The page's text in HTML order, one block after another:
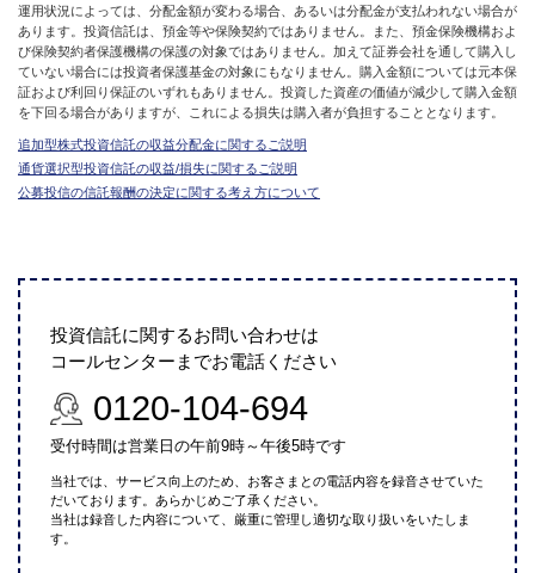
運用状況によっては、分配金額が変わる場合、あるいは分配金が支払われない場合が
あります。投資信託は、預金等や保険契約ではありません。また、預金保険機構およ
び保険契約者保護機構の保護の対象ではありません。加えて証券会社を通して購入し
ていない場合には投資者保護基金の対象にもなりません。購入金額については元本保
証および利回り保証のいずれもありません。投資した資産の価値が減少して購入金額
を下回る場合がありますが、これによる損失は購入者が負担することとなります。
追加型株式投資信託の収益分配金に関するご説明
通貨選択型投資信託の収益/損失に関するご説明
公募投信の信託報酬の決定に関する考え方について
投資信託に関するお問い合わせは
コールセンターまでお電話ください
0120-104-694
受付時間は営業日の午前9時～午後5時です
当社では、サービス向上のため、お客さまとの電話内容を録音させていた
だいております。あらかじめご了承ください。
当社は録音した内容について、厳重に管理し適切な取り扱いをいたしま
す。